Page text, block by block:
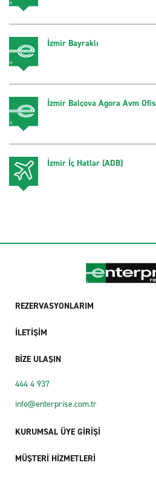
İzmir Bayraklı
İzmir Balçova Agora Avm Ofis
İzmir İç Hatlar (ADB)
REZERVASYONLARIM
İLETİŞİM
BİZE ULAŞIN
444 4 937
info@enterprise.com.tr
KURUMSAL ÜYE GİRİŞİ
MÜŞTERİ HİZMETLERİ